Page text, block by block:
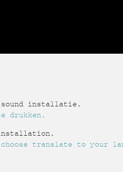
sound installatie.
drukken.
translate to your